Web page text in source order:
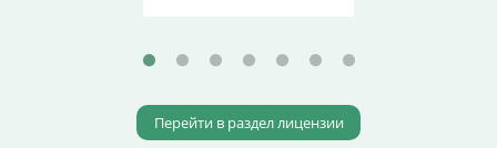
Перейти в раздел лицензии